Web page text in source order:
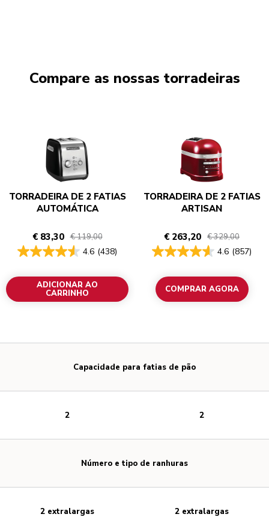
Compare as nossas torradeiras
TORRADEIRA DE 2 FATIAS
AUTOMÁTICA
€ 83,30 € 119,00
4.6 (438)
ADICIONAR AO
CARRINHO
TORRADEIRA DE 2 FATIAS
ARTISAN
€ 263,20 € 329,00
4.6 (857)
COMPRAR AGORA
Capacidade para fatias de pão
Número e tipo de ranhuras
2
2 extralargas
2
2 extralargas